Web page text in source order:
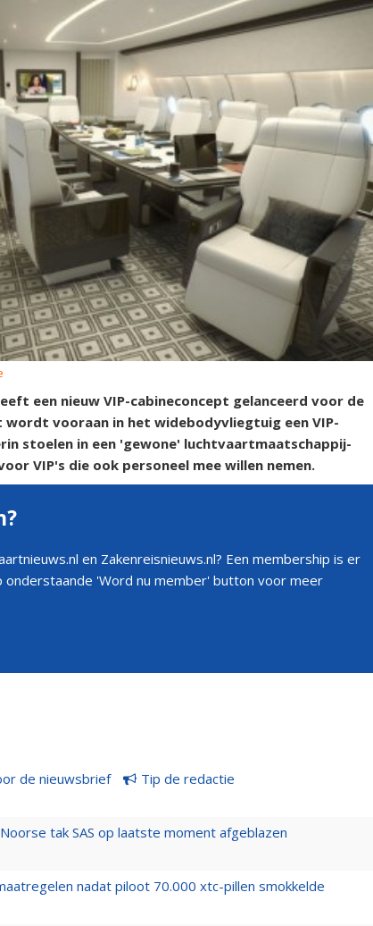
een nieuw VIP-cabineconcept gelanceerd voor de
wordt vooraan in het widebodyvliegtuig een VIP-
stoelen in een 'gewone' luchtvaartmaatschappij-
VIP's die ook personeel mee willen nemen.
en Zakenreisnieuws.nl? Een membership is er
onderstaande 'Word nu member' button voor meer
de nieuwsbrief Tip de redactie
tak SAS op laatste moment afgeblazen
nadat piloot 70.000 xtc-pillen smokkelde